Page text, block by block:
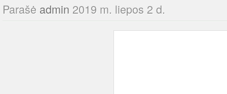
Parašė admin 2019 m. liepos 2 d.